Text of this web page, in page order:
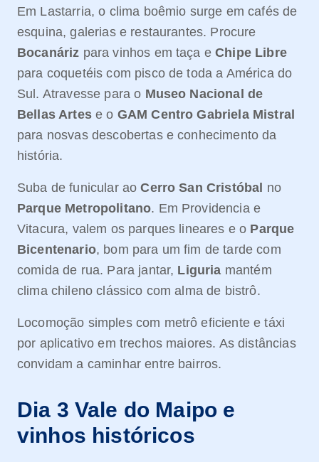
Em Lastarria, o clima boêmio surge em cafés de
esquina, galerias e restaurantes. Procure
Bocanáriz para vinhos em taça eChipe Libre
para coquetéis com pisco de toda a América do
Sul. Atravesse para o Museo Nacional de
Bellas Artese o GAM Centro Gabriela Mistral
para nosvas descobertas e conhecimento da
história.
Suba de funicular aoCerro San Cristóbal no
Parque Metropolitano. Em Providencia e
Vitacura, valem os parques lineares e o Parque
Bicentenario, bom para um fim de tarde com
comida de rua. Para jantar, Liguria mantém
clima chileno clássico com alma de bistrô.
Locomoção simples com metrô eficiente e táxi
por aplicativo em trechos maiores. As distâncias
convidam a caminhar entre bairros.
Dia 3 Vale do Maipo e
vinhos históricos